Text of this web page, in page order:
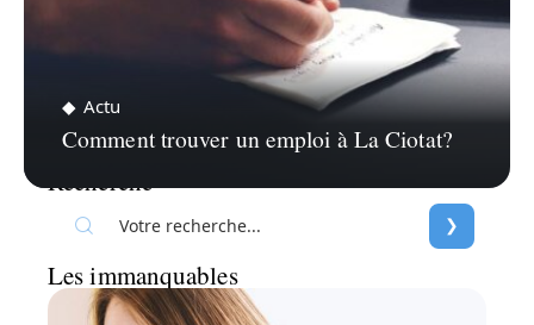
Actu
Comment trouver un emploi à La Ciotat?
Recherche
Les immanquables